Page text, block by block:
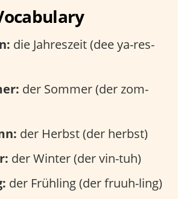
die Jahreszeit (dee ya-res-
der Sommer (der zom-
der Herbst (der herbst)
der Winter (der vin-tuh)
der Frühling (der fruuh-ling)